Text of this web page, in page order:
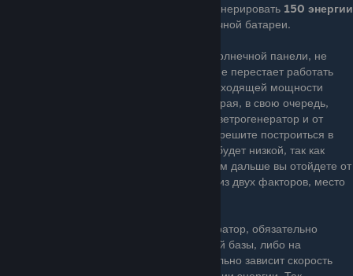
источник электричества, который может генерировать 150 энергии
превышает мощность солнечной батареи.
Главное отличие ветряной мельницы от солнечной панели, не
считая мощности, состоит в том, что она не перестает работать
даже ночью. Тем не менее, количество выходящей мощности
напрямую зависит от скорости ветра, которая, в свою очередь,
зависит от высоты, на которой находится ветрогенератор и от
места постройки. Так, например, если вы решите построиться в
поле, недалеко от пляжа, скорость ветра будет низкой, так как
пляж находится рядом с зоной спавна. Чем дальше вы отойдете от
пляжа, тем сильнее будут ветра. Однако, из двух факторов, место
Если вы планируете построить ветрогенератор, обязательно
разместите его высоко, либо поверх вашей базы, либо на
отдельной платформе, так как от этого сильно зависит скорость